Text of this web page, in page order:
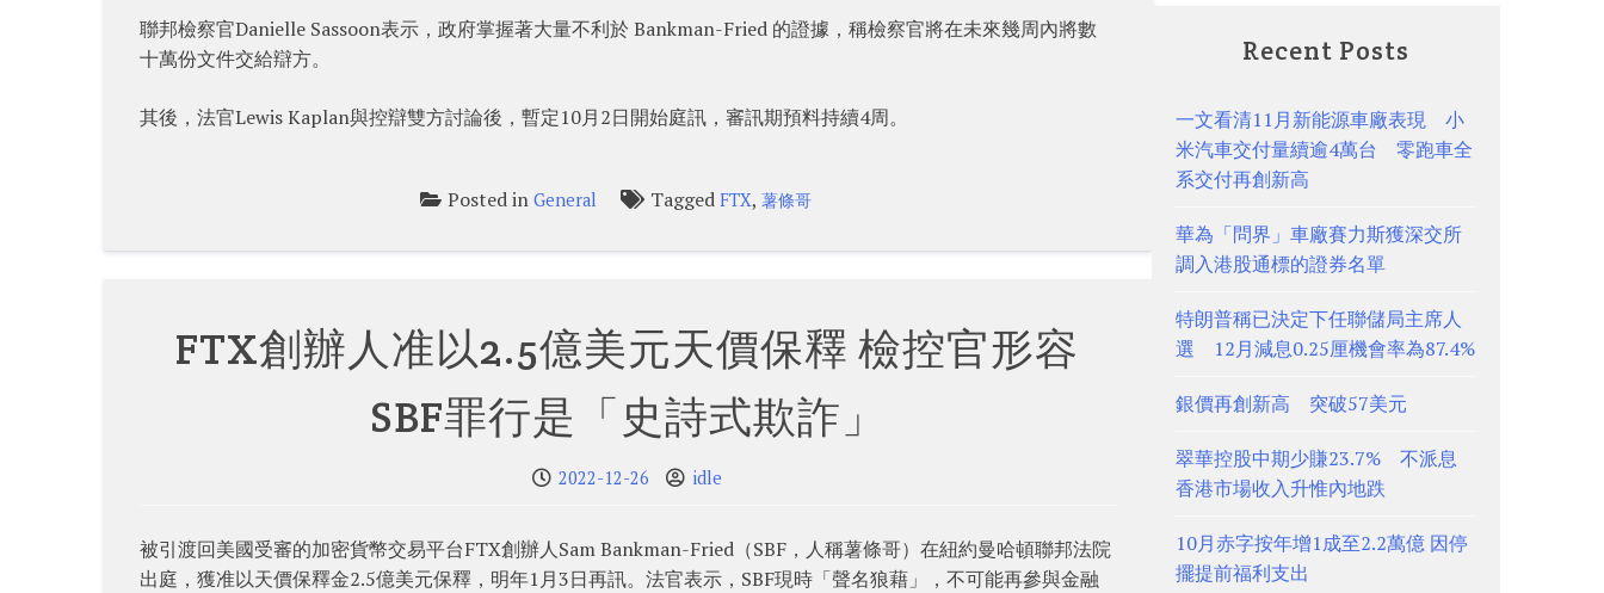
聯邦檢察官Danielle Sassoon表示，政府掌握著大量不利於 Bankman-Fried 的證據，稱檢察官將在未來幾周內將數
十萬份文件交給辯方。
其後，法官Lewis Kaplan與控辯雙方討論後，暫定10月2日開始庭訊，審訊期預料持續4周。
Posted in General Tagged FTX, 薯條哥
FTX創辦人准以2.5億美元天價保釋 檢控官形容
SBF罪行是「史詩式欺詐」
2022-12-26 idle
被引渡回美國受審的加密貨幣交易平台FTX創辦人Sam Bankman-Fried（SBF，人稱薯條哥）在紐約曼哈頓聯邦法院
出庭，獲准以天價保釋金2.5億美元保釋，明年1月3日再訊。法官表示，SBF現時「聲名狼藉」，不可能再參與金融
Recent Posts
一文看清11月新能源車廠表現 小
米汽車交付量續逾4萬台 零跑車全
系交付再創新高
華為「問界」車廠賽力斯獲深交所
調入港股通標的證券名單
特朗普稱已決定下任聯儲局主席人
選 12月減息0.25厘機會率為87.4%
銀價再創新高 突破57美元
翠華控股中期少賺23.7% 不派息
香港市場收入升惟內地跌
10月赤字按年增1成至2.2萬億 因停
擺提前福利支出